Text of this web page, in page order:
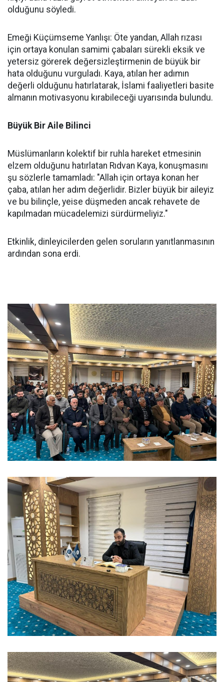
olduğunu söyledi.
Emeği Küçümseme Yanlışı: Öte yandan, Allah rızası
için ortaya konulan samimi çabaları sürekli eksik ve
yetersiz görerek değersizleştirmenin de büyük bir
hata olduğunu vurguladı. Kaya, atılan her adımın
değerli olduğunu hatırlatarak, İslami faaliyetleri basite
almanın motivasyonu kırabileceği uyarısında bulundu.
Büyük Bir Aile Bilinci
Müslümanların kolektif bir ruhla hareket etmesinin
elzem olduğunu hatırlatan Rıdvan Kaya, konuşmasını
şu sözlerle tamamladı: "Allah için ortaya konan her
çaba, atılan her adım değerlidir. Bizler büyük bir aileyiz
ve bu bilinçle, yeise düşmeden ancak rehavete de
kapılmadan mücadelemizi sürdürmeliyiz."
Etkinlik, dinleyicilerden gelen soruların yanıtlanmasının
ardından sona erdi.